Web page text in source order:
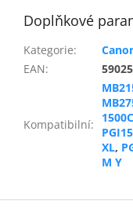
Doplňkové
Kategorie:
EAN:
Kompatibilní:
XL,
M Y
Z